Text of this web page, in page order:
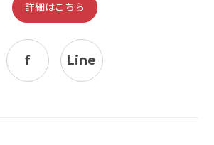
詳細はこちら
f Line